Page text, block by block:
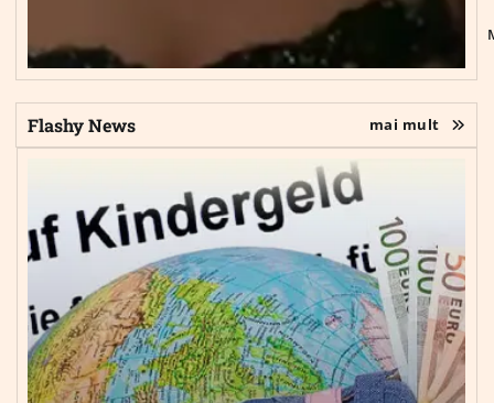
Flashy News mai mult